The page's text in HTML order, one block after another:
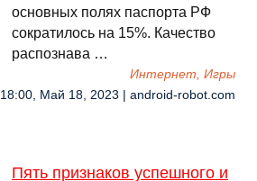
основных полях паспорта РФ
сократилось на 15%. Качество
распознава …
Интернет, Игры
18:00, Май 18, 2023 | android-robot.com
Пять признаков успешного и